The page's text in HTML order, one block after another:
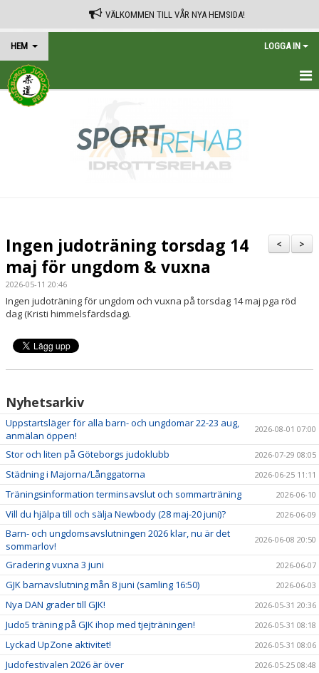
VÄLKOMMEN TILL VÅR NYA HEMSIDA!
HEM LOGGA IN
HEM
TRÄNINGSSCHEMA
IN ENGLISH
>
<
Ingen judoträning torsdag 14
maj för ungdom & vuxna
2026-05-11 20:46
Ingen judoträning för ungdom och vuxna på torsdag 14 maj pga röd
dag (Kristi himmelsfärdsdag).
Nyhetsarkiv
Uppstartsläger för alla barn- och ungdomar 22-23 aug,
anmälan öppen!
2026-08-01 07:00
Stor och liten på Göteborgs judoklubb 2026-07-29 08:05
Städning i Majorna/Långgatorna 2026-06-25 11:11
Träningsinformation terminsavslut och sommarträning 2026-06-10
Vill du hjälpa till och sälja Newbody (28 maj-20 juni)? 2026-06-09
Barn- och ungdomsavslutningen 2026 klar, nu är det
sommarlov!
2026-06-08 20:50
Gradering vuxna 3 juni 2026-06-07
GJK barnavslutning mån 8 juni (samling 16:50) 2026-06-03
Nya DAN grader till GJK! 2026-05-31 20:36
Judo5 träning på GJK ihop med tjejträningen! 2026-05-31 08:18
Lyckad UpZone aktivitet! 2026-05-31 08:06
Judofestivalen 2026 är över 2026-05-25 08:48